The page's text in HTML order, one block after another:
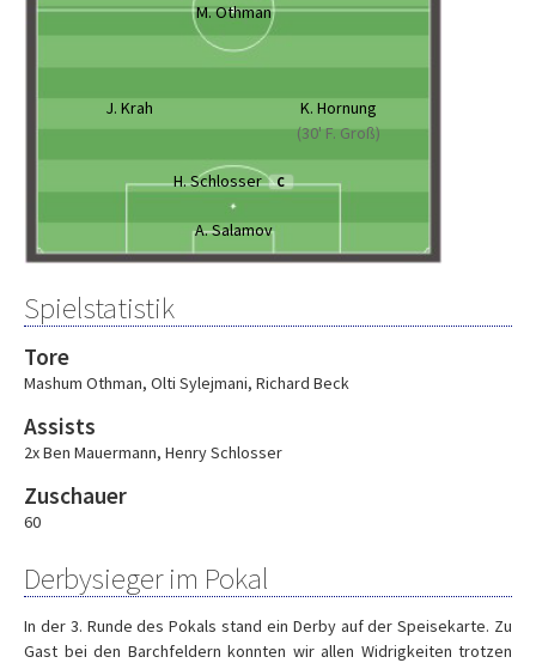
M. Othman
J. Krah
K. Hornung
(30' F. Groß)
H. Schlosser C
A. Salamov
Spielstatistik
Tore
Mashum Othman, Olti Sylejmani, Richard Beck
Assists
2x Ben Mauermann, Henry Schlosser
Zuschauer
60
Derbysieger im Pokal
In der 3. Runde des Pokals stand ein Derby auf der Speisekarte. Zu
Gast bei den Barchfeldern konnten wir allen Widrigkeiten trotzen